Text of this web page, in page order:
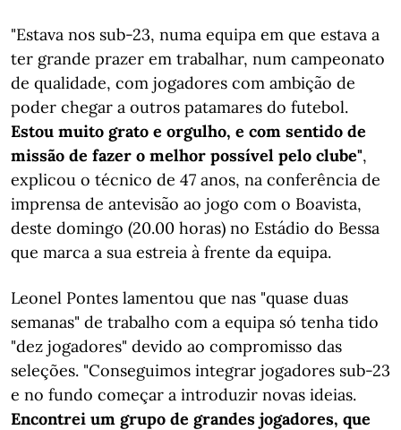
"Estava nos sub-23, numa equipa em que estava a
ter grande prazer em trabalhar, num campeonato
de qualidade, com jogadores com ambição de
poder chegar a outros patamares do futebol.
Estou muito grato e orgulho, e com sentido de
missão de fazer o melhor possível pelo clube",
explicou o técnico de 47 anos, na conferência de
imprensa de antevisão ao jogo com o Boavista,
deste domingo (20.00 horas) no Estádio do Bessa
que marca a sua estreia à frente da equipa.
Leonel Pontes lamentou que nas "quase duas
semanas" de trabalho com a equipa só tenha tido
"dez jogadores" devido ao compromisso das
seleções. "Conseguimos integrar jogadores sub-23
e no fundo começar a introduzir novas ideias.
Encontrei um grupo de grandes jogadores, que